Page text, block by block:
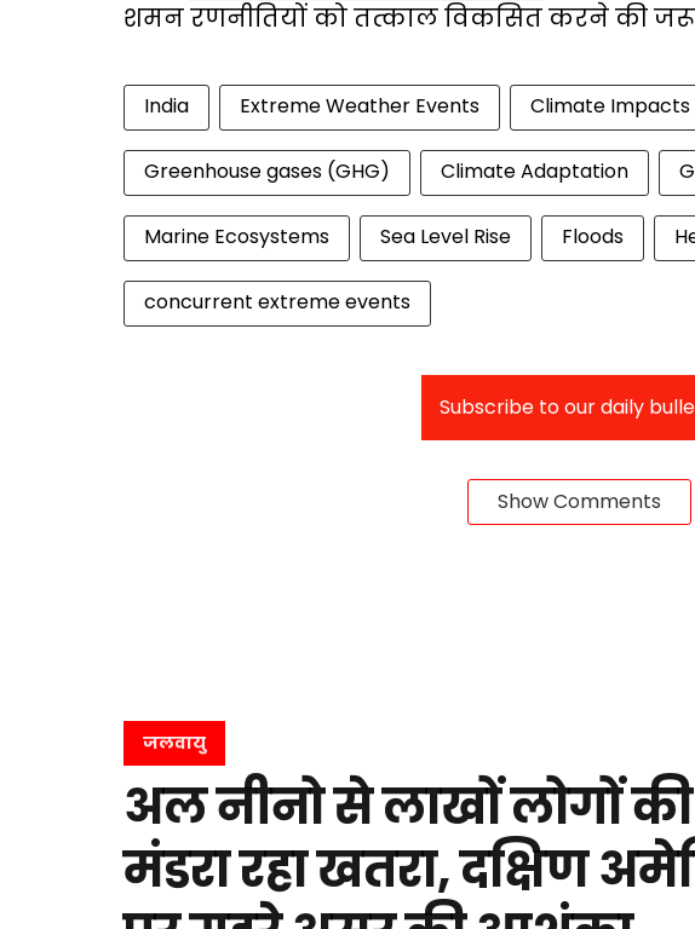
शमन रणनीतियों को तत्काल विकसित करने की
India Extreme Weather Events Climate Impacts
Greenhouse gases (GHG) Climate Adaptation
Marine Ecosystems Sea Level Rise Floods
concurrent extreme events
Subscribe to our daily
Show Comments
जलवायु
अल नीनो से लाखों लोगों की
मंडरा रहा खतरा, दक्षिण